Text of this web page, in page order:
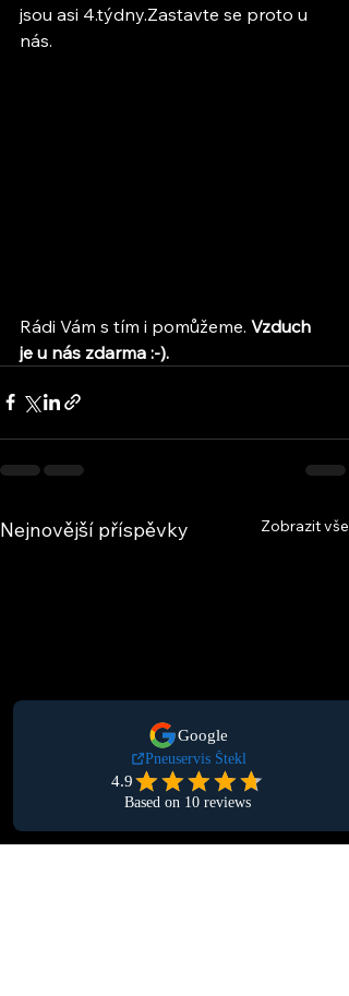
jsou asi 4.týdny.Zastavte se proto u
nás.
Rádi Vám s tím i pomůžeme. Vzduch
je u nás zdarma :-).
Nejnovější příspěvky Zobrazit vše